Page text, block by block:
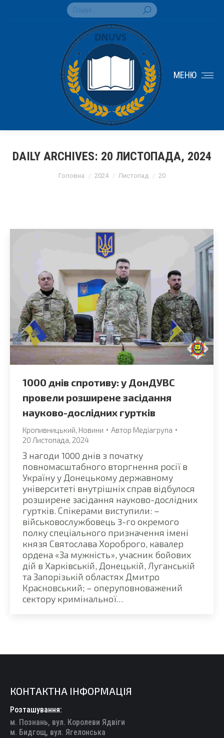
Search:
МЕНЮ
DAILY ARCHIVES: 20 ЛИСТОПАДА, 2024
Головна 2024 Листопад 20
1000 днів спротиву: у ДонДУВС
провели розширене засідання
науково-дослідних гуртків
Кропивницький, Новини Автор Медіагрупа
20 Листопада, 2024
З нагоди 1000 днів з початку
повномасштабного вторгнення росії в
Україну у Донецькому державному
університеті внутрішніх справ відбулося
розширене засідання науково-дослідних
гуртків. Спікерами виступили: –
військовослужбовець 3-го окремого
полку спеціального призначення імені
князя Святослава Хороброго, кавалер
ордена «За мужність», учасник бойових
дій в Харківській, Донецькій, Луганській
та Запорізькій областях Дмитро
Красновський; – оперуповноважений
сектору кримінальної…
КОНТАКТНА ІНФОРМАЦІЯ
Розташування:
м. Познань, вул. Королеви Ядвіги
м. Бидгощ, вул. Ягелонська